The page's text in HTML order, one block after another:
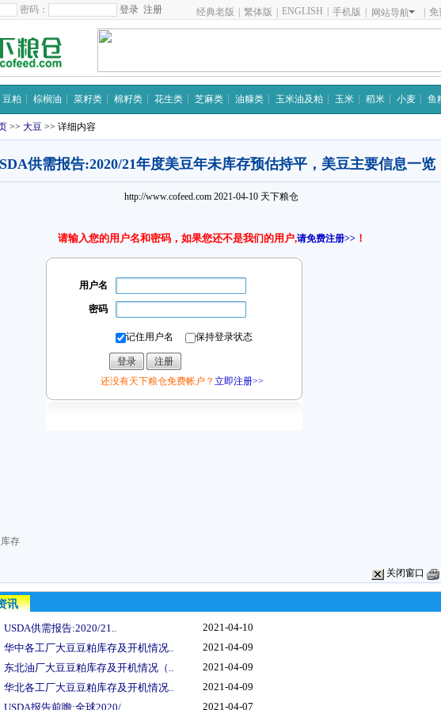
密码： 注册 经典老版 繁体版 ENGLISH 手机版 网站导航 免
豆粕 棕榈油 菜籽类 棉籽类 花生类 芝麻类 油糠类 玉米油及粕 玉米 稻米 小麦 鱼
>> 大豆 >> 详细内容
供需报告:2020/21年度美豆年未库存预估持平，美豆主要信息一览
http://www.cofeed.com 2021-04-10 天下粮仓
请输入您的用户名和密码，如果您还不是我们的用户,请免费注册>>！
用户名
密码
记住用户名 保持登录状态
还没有天下粮仓免费帐户？ 立即注册>>
存
关闭窗口
讯
USDA供需报告:2020/21..
2021-04-10
华中各工厂大豆豆粕库存及开机情况..
2021-04-09
东北油厂大豆豆粕库存及开机情况（..
2021-04-09
华北各工厂大豆豆粕库存及开机情况..
2021-04-09
USDA报告前瞻:全球2020/..
2021-04-07